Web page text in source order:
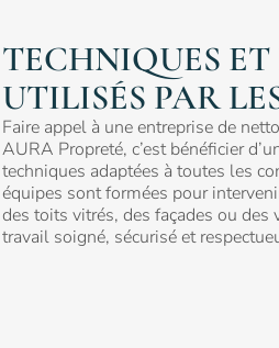
TECHNIQUES
UTILISÉS PAR
Faire appel à une entreprise de
AURA Propreté, c’est bénéficier
techniques adaptées à toutes les
équipes sont formées pour
des toits vitrés, des façades ou des
travail soigné, sécurisé et